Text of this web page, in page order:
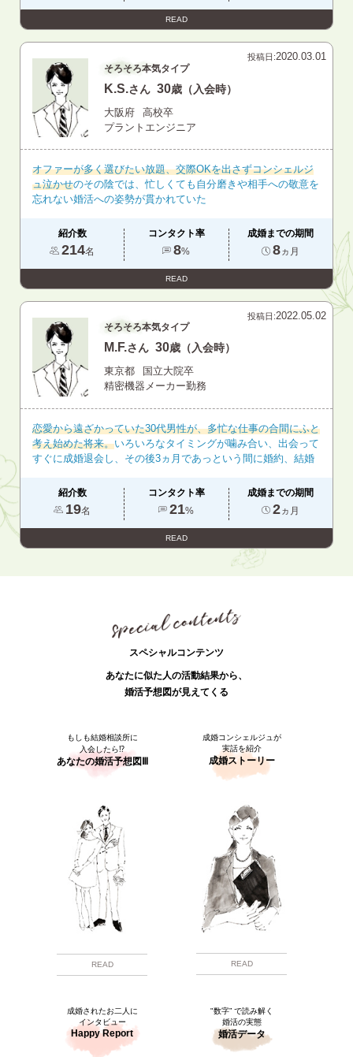
READ
投稿日:2020.03.01
そろそろ本気タイプ
K.S.さん 30歳（入会時）
大阪府
高校卒
プラントエンジニア
オファーが多く選びたい放題、交際OKを出さずコンシェルジ
ュ泣かせのその陰では、忙しくても自分磨きや相手への敬意を
忘れない婚活への姿勢が貫かれていた
紹介数
214名
コンタクト率
8%
成婚までの期間
8ヵ月
READ
投稿日:2022.05.02
そろそろ本気タイプ
M.F.さん 30歳（入会時）
東京都
国立大院卒
精密機器メーカー勤務
恋愛から遠ざかっていた30代男性が、多忙な仕事の合間にふと
考え始めた将来。いろいろなタイミングが噛み合い、出会って
すぐに成婚退会し、その後3ヵ月であっという間に婚約、結婚
紹介数
19名
コンタクト率
21%
成婚までの期間
2ヵ月
READ
スペシャルコンテンツ
あなたに似た人の活動結果から、
婚活予想図が見えてくる
もしも結婚相談所に
入会したら⁉
あなたの婚活予想図Ⅲ
READ
成婚コンシェルジュが
実話を紹介
成婚ストーリー
READ
成婚されたお二人に
インタビュー
Happy Report
"数字” で読み解く
婚活の実態
婚活データ